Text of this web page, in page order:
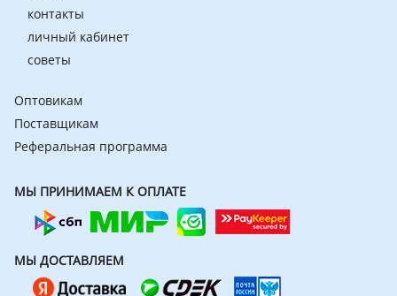
контакты
личный кабинет
советы
Оптовикам
Поставщикам
Реферальная программа
МЫ ПРИНИМАЕМ К ОПЛАТЕ
МЫ ДОСТАВЛЯЕМ